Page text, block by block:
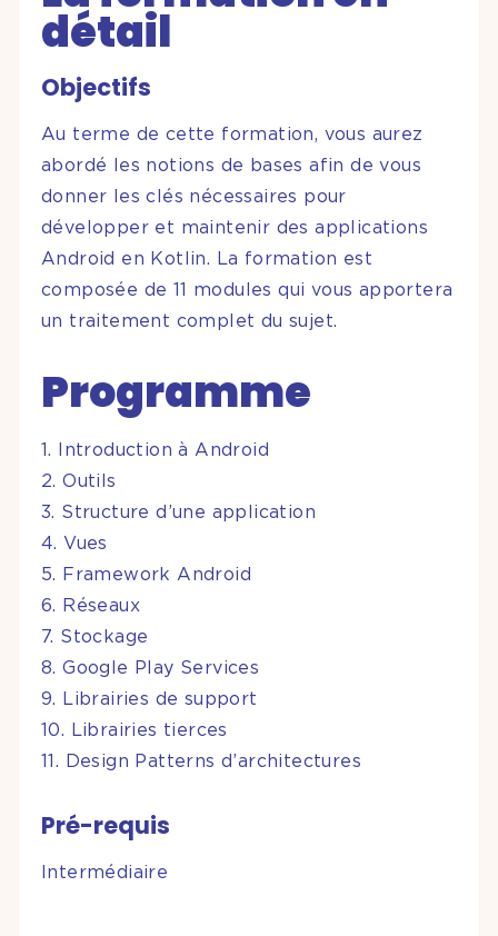
détail
Objectifs
Au terme de cette formation, vous aurez
abordé les notions de bases afin de vous
donner les clés nécessaires pour
développer et maintenir des applications
Android en Kotlin. La formation est
composée de 11 modules qui vous apportera
un traitement complet du sujet.
Programme
1. Introduction à Android
2. Outils
3. Structure d’une application
4. Vues
5. Framework Android
6. Réseaux
7. Stockage
8. Google Play Services
9. Librairies de support
10. Librairies tierces
11. Design Patterns d’architectures
Pré-requis
Intermédiaire